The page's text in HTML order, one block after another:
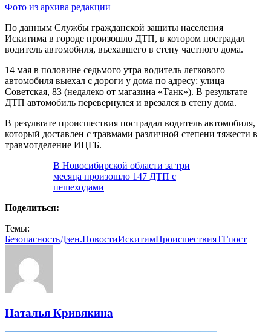
Фото из архива редакции
По данным Службы гражданской защиты населения
Искитима в городе произошло ДТП, в котором пострадал
водитель автомобиля, въехавшего в стену частного дома.
14 мая в половине седьмого утра водитель легкового
автомобиля выехал с дороги у дома по адресу: улица
Советская, 83 (недалеко от магазина «Танк»). В результате
ДТП автомобиль перевернулся и врезался в стену дома.
В результате происшествия пострадал водитель автомобиля,
который доставлен с травмами различной степени тяжести в
травмотделение ИЦГБ.
В Новосибирской области за три
месяца произошло 147 ДТП с
пешеходами
Поделиться:
Темы:
БезопасностьДзен.НовостиИскитимПроисшествияТГпост
Наталья Кривякина